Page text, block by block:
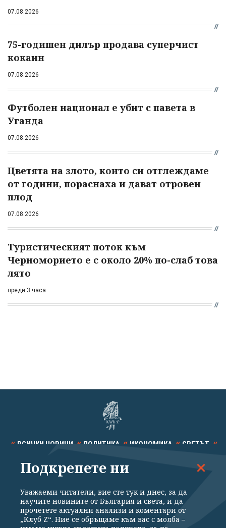
07.08.2026
75-годишен дилър продава суперчист
кокаин
07.08.2026
Футболен национал е убит с павета в
Уганда
07.08.2026
Цветята на злото, които си отглеждаме
от години, пораснаха и дават отровен
плод
07.08.2026
Туристическият поток към
Черноморието е с около 20% по-слаб това
лято
преди 3 часа
ВСИЧКИ НОВИНИ ПОЛИТИКА ИКОНОМИКА СВЕТЪТ
СПОРТ КУЛТУРА ТЕХНОЛОГИИ КАЛЕЙДОСКОП
Подкрепете ни
Уважаеми читатели, вие сте тук и днес, за да
научите новините от България и света, и да
прочетете актуални анализи и коментари от
„Клуб Z“. Ние се обръщаме към вас с молба –